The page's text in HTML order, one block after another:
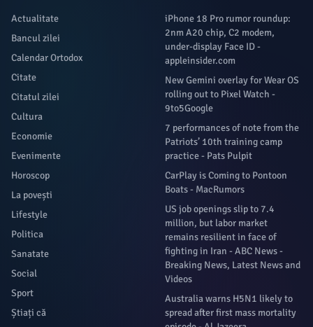
Actualitate
Bancul zilei
Calendar Ortodox
Citate
Citatul zilei
Cultura
Economie
Evenimente
Horoscop
La povești
Lifestyle
Politica
Sanatate
Social
Sport
Știați că
iPhone 18 Pro rumor roundup:
2nm A20 chip, C2 modem,
under-display Face ID -
appleinsider.com
New Gemini overlay for Wear OS
rolling out to Pixel Watch -
9to5Google
7 performances of note from the
Patriots’ 10th training camp
practice - Pats Pulpit
CarPlay is Coming to Pontoon
Boats - MacRumors
US job openings slip to 7.4
million, but labor market
remains resilient in face of
fighting in Iran - ABC News -
Breaking News, Latest News and
Videos
Australia warns H5N1 likely to
spread after first mass mortality